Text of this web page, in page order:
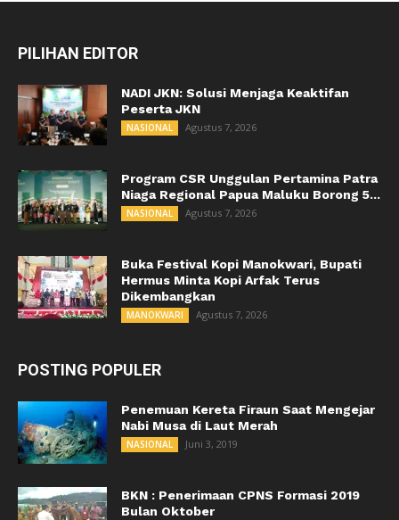
PILIHAN EDITOR
NADI JKN: Solusi Menjaga Keaktifan
Peserta JKN
NASIONAL Agustus 7, 2026
Program CSR Unggulan Pertamina Patra
Niaga Regional Papua Maluku Borong 5...
NASIONAL Agustus 7, 2026
Buka Festival Kopi Manokwari, Bupati
Hermus Minta Kopi Arfak Terus
Dikembangkan
MANOKWARI Agustus 7, 2026
POSTING POPULER
Penemuan Kereta Firaun Saat Mengejar
Nabi Musa di Laut Merah
NASIONAL Juni 3, 2019
BKN : Penerimaan CPNS Formasi 2019
Bulan Oktober